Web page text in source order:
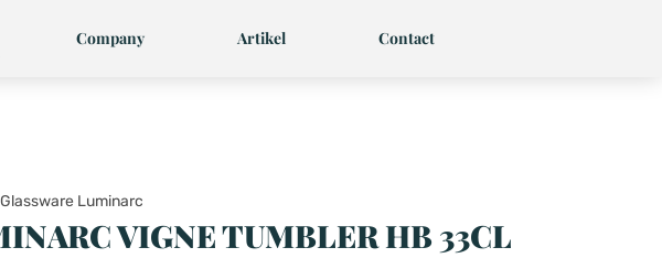
Company Artikel Contact
Glassware Luminarc
VIGNE TUMBLER HB 33CL